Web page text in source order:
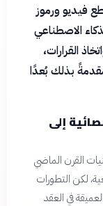
فيديو ورموز
الاصطناعي
القرارات،
بذلك بُعدًا
إلى
القرن الماضي
لكن التطورات
في العقد